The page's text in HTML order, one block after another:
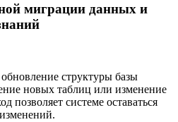
миграции данных и
структуры базы
новых таблиц или изменение
позволяет системе оставаться